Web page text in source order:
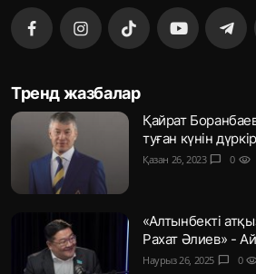
Тренд жазбалар
Қайрат
туған күнін
Қазан 26, 2023 chat_bubble 0 visibility
«Алтынбекті
Рахат Әлиев» -
Наурыз 26, 2025 chat_bubble 0